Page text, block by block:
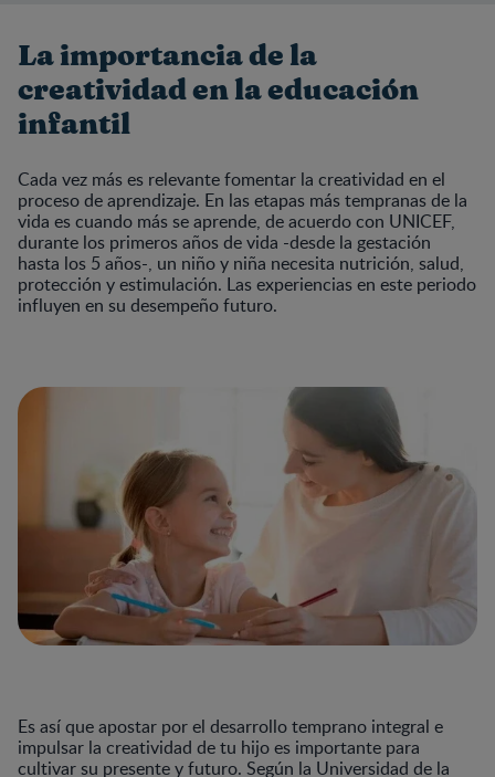
La importancia de la
creatividad en la educación
infantil
Cada vez más es relevante fomentar la creatividad en el
proceso de aprendizaje. En las etapas más tempranas de la
vida es cuando más se aprende, de acuerdo con UNICEF,
durante los primeros años de vida -desde la gestación
hasta los 5 años-, un niño y niña necesita nutrición, salud,
protección y estimulación. Las experiencias en este periodo
influyen en su desempeño futuro.
Es así que apostar por el desarrollo temprano integral e
impulsar la creatividad de tu hijo es importante para
cultivar su presente y futuro. Según la Universidad de la